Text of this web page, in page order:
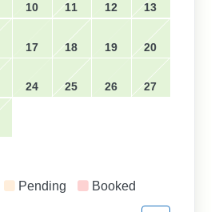
10 11 12 13
17 18 19 20
24 25 26 27
Pending Booked